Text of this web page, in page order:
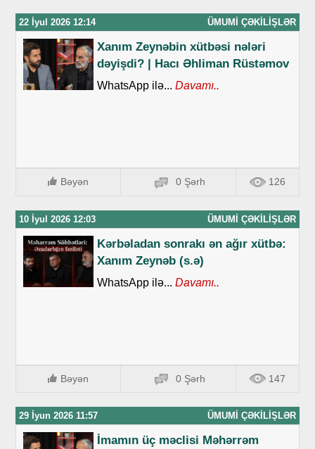
22 İyul 2026 12:14 ÜMUMI ÇƏKILIŞLƏR
Xanım Zeynəbin xütbəsi nələri
dəyişdi? | Hacı Əhliman Rüstəmov
WhatsApp ilə... Davamı..
Bəyən 0 Şərh 126
10 İyul 2026 12:03 ÜMUMI ÇƏKILIŞLƏR
Kərbəladan sonrakı ən ağır xütbə:
Xanım Zeynəb (s.ə)
WhatsApp ilə... Davamı..
Bəyən 0 Şərh 147
29 İyun 2026 11:57 ÜMUMI ÇƏKILIŞLƏR
İmamın üç məclisi Məhərrəm